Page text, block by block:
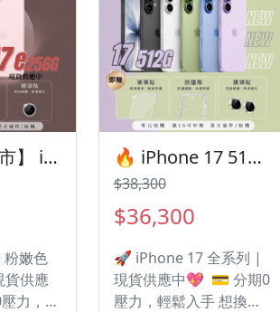
🔥【新機上市】 iPhone 17e 256G 粉嫩登場！ 🎯 有額度快速過件 想換新機？現在就是最佳時機！現貨當天審件當天過件即可以馬上寄出
嫩色
貨供應
力，輕
🔥 iPhone 17 512 G 有額度快速過件 🎯 想換新機？現在就是最佳時機！現貨當天審件當天過件即可以馬上寄出
$38,300
$36,300
🚀 iPhone 17 全系列 |
現貨供應中💖 💳 分期0
壓力，輕鬆入手 想換新